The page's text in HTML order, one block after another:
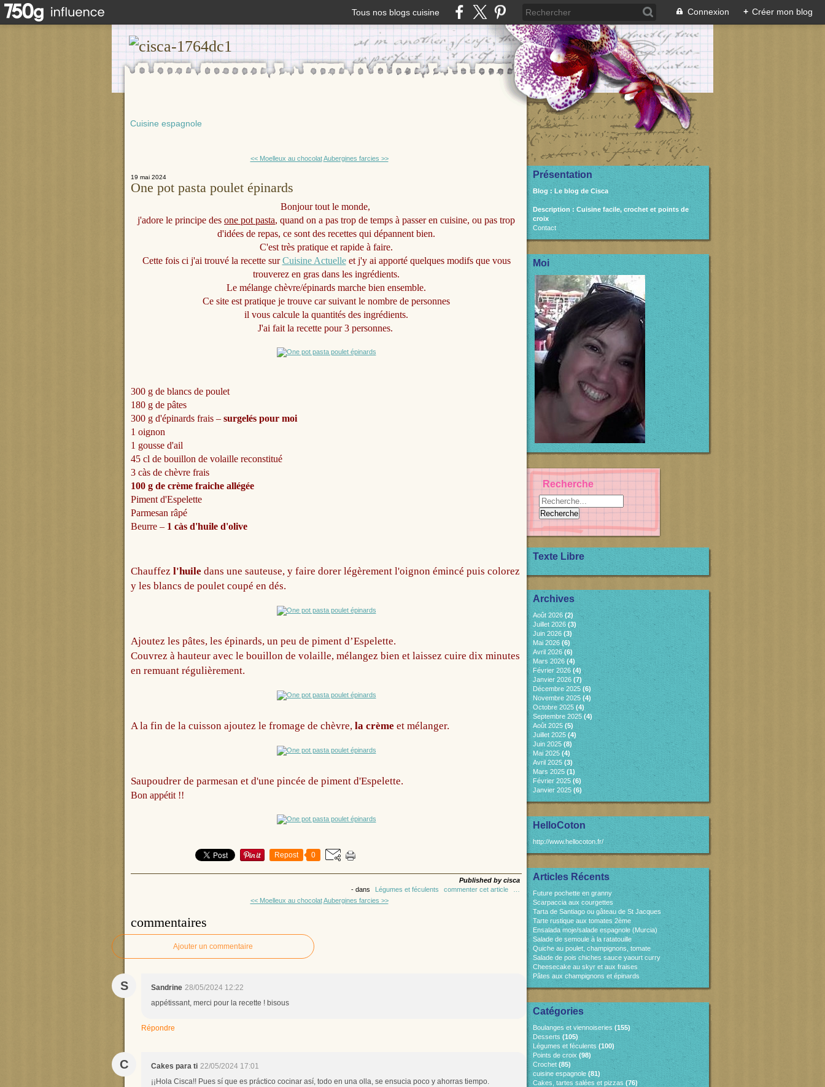
Tous nos blogs cuisine Connexion + Créer mon blog
Cuisine espagnole
<< Moelleux au chocolat Aubergines farcies >>
19 mai 2024
One pot pasta poulet épinards
Bonjour tout le monde,
j'adore le principe des one pot pasta, quand on a pas trop de temps à passer en cuisine, ou pas trop
d'idées de repas, ce sont des recettes qui dépannent bien.
C'est très pratique et rapide à faire.
Cette fois ci j'ai trouvé la recette surCuisine Actuelleet j'y ai apporté quelques modifs que vous
trouverez en gras dans les ingrédients.
Le mélange chèvre/épinards marche bien ensemble.
Ce site est pratique je trouve car suivant le nombre de personnes
il vous calcule la quantités des ingrédients.
J'ai fait la recette pour 3 personnes.
300 g de blancs de poulet
180 g de pâtes
300 g d'épinards frais – surgelés pour moi
1 oignon
1 gousse d'ail
45 cl de bouillon de volaille reconstitué
3 càs de chèvre frais
100 g de crème fraiche allégée
Piment d'Espelette
Parmesan râpé
Beurre – 1 càs d'huile d'olive
Chauffez l'huile dans une sauteuse, y faire dorer légèrement l'oignon émincé puis colorez
y les blancs de poulet coupé en dés.
Ajoutez les pâtes, les épinards, un peu de piment d’Espelette.
Couvrez à hauteur avec le bouillon de volaille, mélangez bien et laissez cuire dix minutes
en remuant régulièrement.
A la fin de la cuisson ajoutez le fromage de chèvre, la crème et mélanger.
Saupoudrer de parmesan et d'une pincée de piment d'Espelette.
Bon appétit !!
Repost 0
Published by cisca
- dans Légumes et féculents commenter cet article
<< Moelleux au chocolat Aubergines farcies >>
commentaires
Ajouter un commentaire
S Sandrine 28/05/2024 12:22
appétissant, merci pour la recette ! bisous
Répondre
C Cakes para ti 22/05/2024 17:01
¡¡Hola Cisca!! Pues sí que es práctico cocinar así, todo en una olla, se ensucia poco y ahorras tiempo.
Présentation
Blog : Le blog de Cisca
Description : Cuisine facile, crochet et points de
croix
Contact
Moi
Recherche
Texte Libre
Archives
Août 2026(2)
Juillet 2026 (3)
Juin 2026 (3)
Mai 2026 (6)
Avril 2026 (6)
Mars 2026 (4)
Février 2026(4)
Janvier 2026 (7)
Décembre 2025 (6)
Novembre 2025 (4)
Octobre 2025 (4)
Septembre 2025(4)
Août 2025 (5)
Juillet 2025 (4)
Juin 2025(8)
Mai 2025 (4)
Avril 2025 (3)
Mars 2025 (1)
Février 2025 (6)
Janvier 2025 (6)
HelloCoton
http://www.hellocoton.fr/
Articles Récents
Future pochette en granny
Scarpaccia aux courgettes
Tarta de Santiago ou gâteau de St Jacques
Tarte rustique aux tomates 2ème
Ensalada moje/salade espagnole (Murcia)
Salade de semoule à la ratatouille
Quiche au poulet, champignons, tomate
Salade de pois chiches sauce yaourt curry
Cheesecake au skyr et aux fraises
Pâtes aux champignons et épinards
Catégories
Boulanges et viennoiseries (155)
Desserts (105)
Légumes et féculents (100)
Points de croix (98)
Crochet(85)
cuisine espagnole (81)
Cakes, tartes salées et pizzas (76)